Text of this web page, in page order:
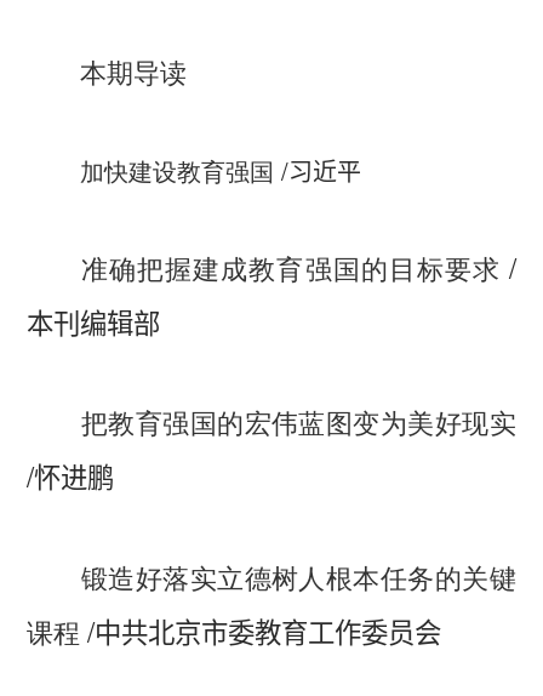
本期导读
加快建设教育强国 /习近平
准确把握建成教育强国的目标要求 /
本刊编辑部
把教育强国的宏伟蓝图变为美好现实
/怀进鹏
锻造好落实立德树人根本任务的关键
课程 /中共北京市委教育工作委员会